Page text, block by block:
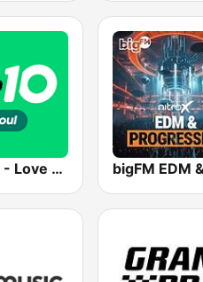
Radio 10 - Love Songs